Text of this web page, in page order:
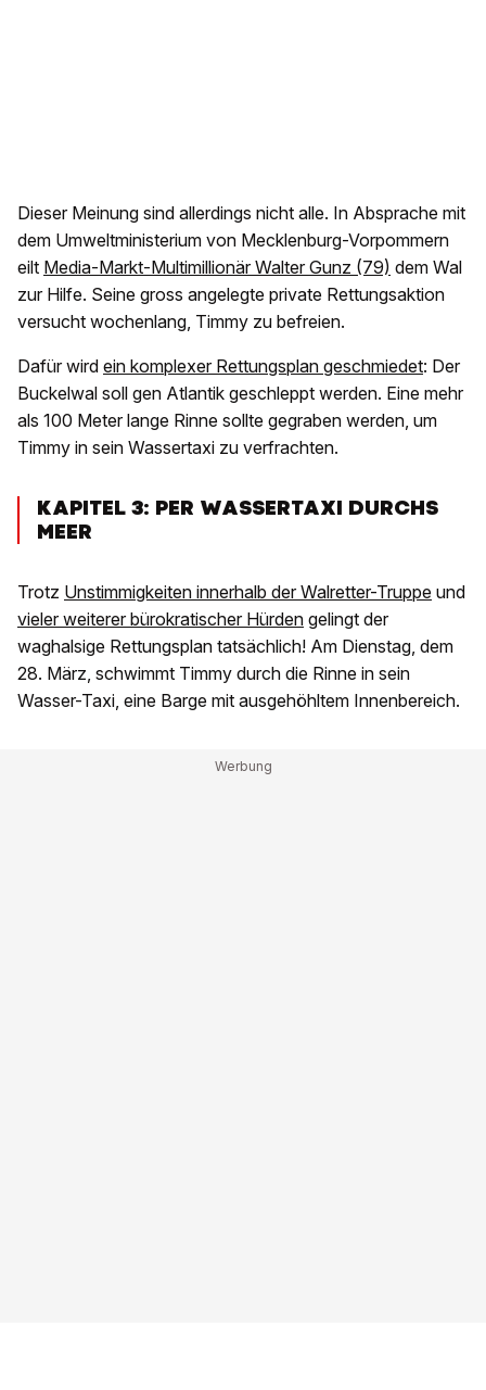
Dieser Meinung sind allerdings nicht alle. In Absprache mit
dem Umweltministerium von Mecklenburg-Vorpommern
eilt Media-Markt-Multimillionär Walter Gunz (79) dem Wal
zur Hilfe. Seine gross angelegte private Rettungsaktion
versucht wochenlang, Timmy zu befreien.
Dafür wird ein komplexer Rettungsplan geschmiedet: Der
Buckelwal soll gen Atlantik geschleppt werden. Eine mehr
als 100 Meter lange Rinne sollte gegraben werden, um
Timmy in sein Wassertaxi zu verfrachten.
KAPITEL 3: PER WASSERTAXI DURCHS
MEER
Trotz Unstimmigkeiten innerhalb der Walretter-Truppe und
vieler weiterer bürokratischer Hürden gelingt der
waghalsige Rettungsplan tatsächlich! Am Dienstag, dem
28. März, schwimmt Timmy durch die Rinne in sein
Wasser-Taxi, eine Barge mit ausgehöhltem Innenbereich.